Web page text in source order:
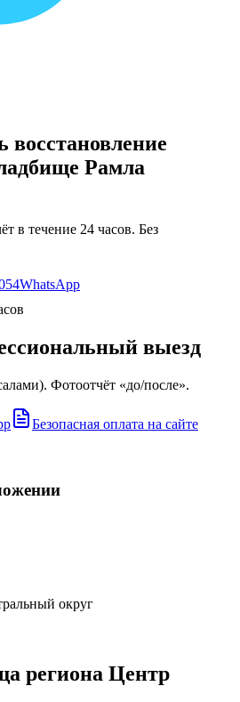
восстановление
Рамла
в течение 24 часов. Без
WhatsApp
выезд
Фотоотчёт «до/после».
Безопасная оплата на сайте
округ
региона Центр